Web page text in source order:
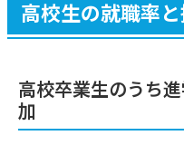
高校生を採用した
ハローワークの
対象高校に訪問
高校生の就職率
高校卒業生のうち
加